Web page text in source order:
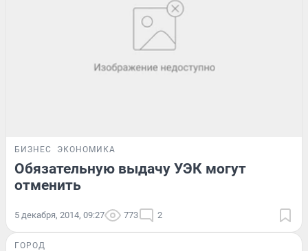
БИЗНЕС ЭКОНОМИКА
Обязательную выдачу УЭК могут
отменить
5 декабря, 2014, 09:27 773 2
ГОРОД